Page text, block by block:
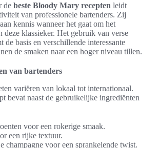
de beste Bloody Mary recepten leidt
van professionele bartenders. Zij
kennis wanneer het gaat om het
deze klassieker. Het gebruik van verse
de basis en verschillende interessante
de smaken naar een hoger niveau tillen.
van bartenders
variëren van lokaal tot internationaal.
bevat naast de gebruikelijke ingrediënten
voor een rokerige smaak.
een rijke textuur.
champagne voor een sprankelende twist.